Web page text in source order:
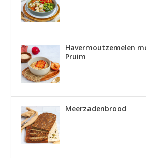
Havermoutzemelen
Pruim
Meerzadenbrood